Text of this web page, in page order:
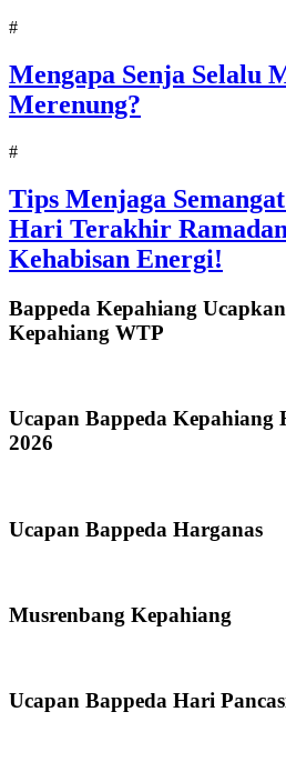
#
Mengapa Senja Selalu
Merenung?
#
Tips Menjaga
Hari Terakhir
Kehabisan Energi!
Bappeda Kepahiang
Kepahiang WTP
Ucapan Bappeda Kepahiang
2026
Ucapan Bappeda Harganas
Musrenbang Kepahiang
Ucapan Bappeda Hari